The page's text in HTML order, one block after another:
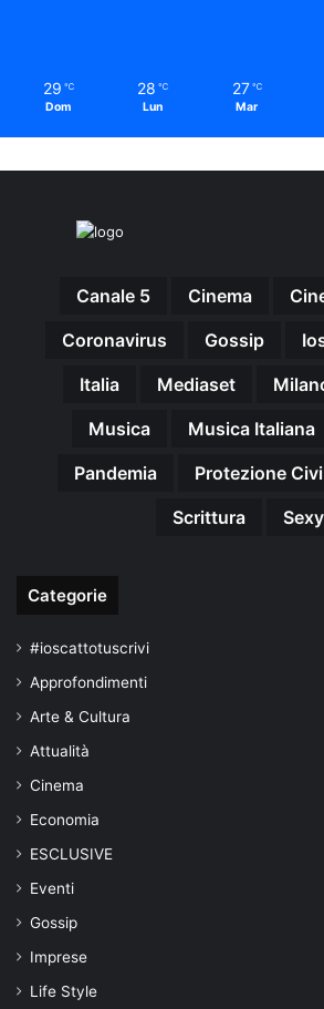
29 ℃
Dom
28 ℃
Lun
27 ℃
Mar
Canale 5 Cinema
Coronavirus
Gossip
Italia
Mediaset
Musica
Musica Italiana
Pandemia
Protezione
Scrittura
Sexy
Categorie
#ioscattotuscrivi
Approfondimenti
Arte & Cultura
Attualità
Cinema
Economia
ESCLUSIVE
Eventi
Gossip
Imprese
Life Style